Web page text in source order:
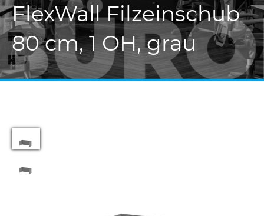
FlexWall Filzeinschub
80 cm, 1 OH, grau